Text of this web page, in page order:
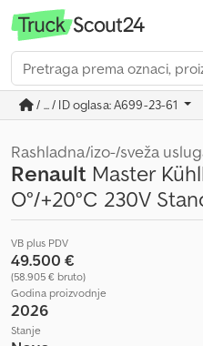
/ ... / ID oglasa: A699-23-61
Rashladna/izo-/sveža
Renault Master
O°/+20°C 230V
VB plus PDV
49.500 €
(58.905 € bruto)
Godina proizvodnje
2026
Stanje